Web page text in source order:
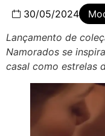
30/05/2024
Lançamento de
Namorados se
casal como estrelas